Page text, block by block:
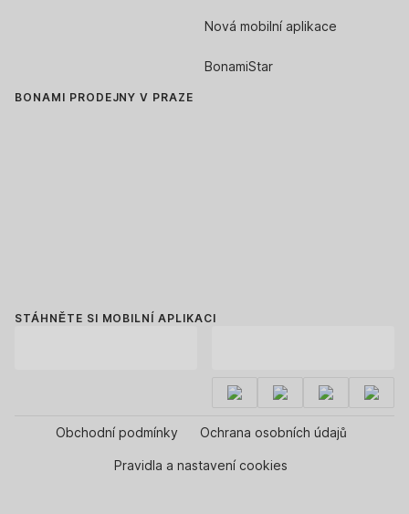
Nová mobilní aplikace
BonamiStar
BONAMI PRODEJNY V PRAZE
STÁHNĚTE SI MOBILNÍ APLIKACI
Obchodní podmínky Ochrana osobních údajů
Pravidla a nastavení cookies